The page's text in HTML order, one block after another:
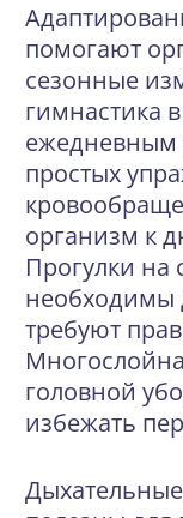
помогают
сезонные
гимнастика
ежедневным
простых
организм к
Прогулки на
необходимы
требуют
головной
избежать